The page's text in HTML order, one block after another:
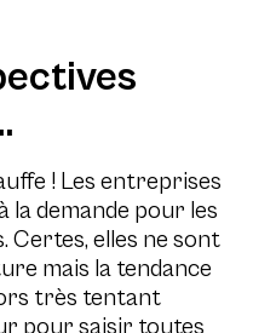
! Les entreprises
la demande pour les
Certes, elles ne sont
mais la tendance
très tentant